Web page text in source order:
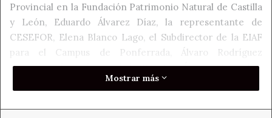
Provincial en la Fundación Patrimonio Natural de Castilla
y León, Eduardo Álvarez Díaz, la representante de
CESEFOR, Elena Blanco Lago, el Subdirector de la EIAF
para el Campus de Ponferrada, Álvaro Rodríguez
González y la profesora de la EIAF, Flor Álvarez Taboada.
exposición de las buenas prácticas han participado 278
Mostrar más